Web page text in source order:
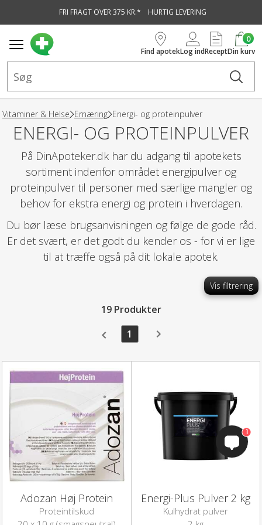
FRI FRAGT OVER 375 KR.* HURTIG LEVERING
Find apotekLog indRecept
0
Din kurv
Vitaminer & Helse Ernæring Energi- og proteinpulver
ENERGI- OG PROTEINPULVER
På DinApoteker.dk har du adgang til apotekets
sortiment indenfor området energipulver og
proteinpulver til personer med særlige mangler og
behov for ekstra energi og protein i hverdagen.
Du bør læse brugsanvisningen og følge de gode råd.
Er det svært, er det godt du kender os - for vi er lige
til at træffe også på dit lokale apotek.
Vis filtrering
19 Produkter
1
Adozan Høj Protein
Proteintilskud
Energi-Plus Pulver 2 kg
Kulhydrat pulver
1